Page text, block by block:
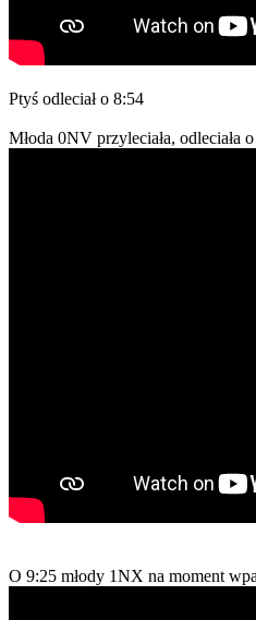
Ptyś odleciał o 8:54
Młoda 0NV przyleciała, odleciała
O 9:25 młody 1NX na moment